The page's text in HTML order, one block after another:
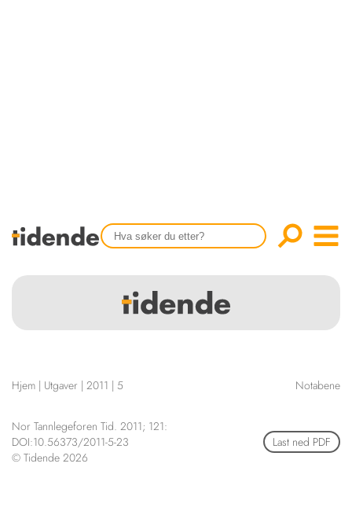
Tidligere utgaver
HENVISNINGER
KURSKALENDER
STILLINGER
KJØP & SALG
KONTAKT
Scientific articles
Publication and media
Hjem | Utgaver | 2011 | 5 Notabene
Nor Tannlegeforen Tid. 2011; 121:
DOI:10.56373/2011-5-23
© Tidende 2026
Last ned PDF